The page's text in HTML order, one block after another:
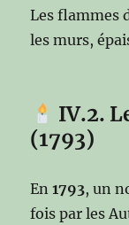
Les flammes
les murs,
IV.2.
(1793)
En1793, un
fois par les